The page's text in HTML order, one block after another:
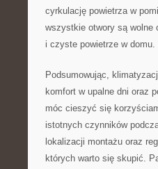
cyrkulację powietrza w
wszystkie otwory są ​wolne
i czyste powietrze⁢ w domu.
Podsumowując,
komfort w ⁤upalne dni oraz
móc cieszyć się
istotnych czynników
lokalizacji montażu oraz
których warto się skupić.